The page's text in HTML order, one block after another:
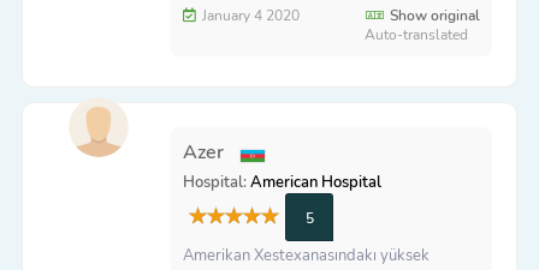
January 4 2020
Show original
Auto-translated
Azer
Hospital:American Hospital
5
Amerikan Xestexanasındakı yüksek